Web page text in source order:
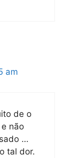
am
de o
não
…
tal dor.